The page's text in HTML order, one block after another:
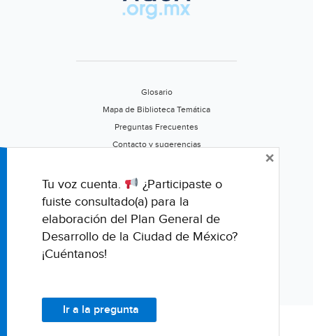
Glosario
Mapa de Biblioteca Temática
Preguntas Frecuentes
Contacto y sugerencias
Califica este portal
Tu voz cuenta.
¿Participaste o
fuiste consultado(a) para la
elaboración del Plan General de
Desarrollo de la Ciudad de México?
¡Cuéntanos!
Ir a la pregunta
×